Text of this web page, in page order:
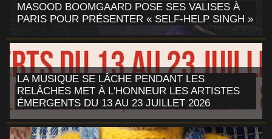
MASOOD BOOMGAARD POSE SES VALISES À
PARIS POUR PRÉSENTER « SELF-HELP SINGH »
LA MUSIQUE SE LÂCHE PENDANT LES
RELÂCHES MET À L'HONNEUR LES ARTISTES
ÉMERGENTS DU 13 AU 23 JUILLET 2026